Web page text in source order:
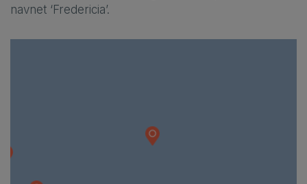
navnet ‘Fredericia’.